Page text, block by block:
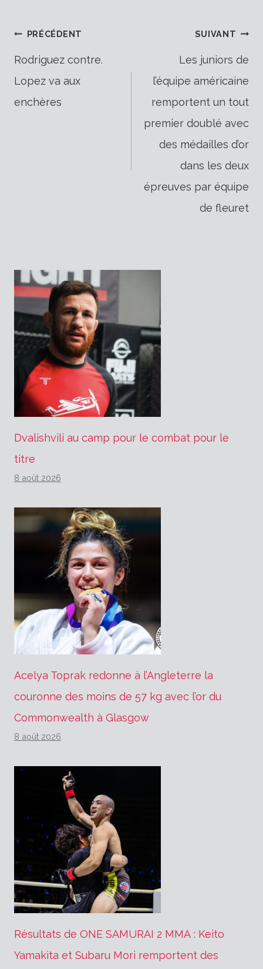
Navigation
de
PRÉCÉDENT
Rodriguez contre.
Lopez va aux
enchères
SUIVANT
Les juniors de
l’équipe américaine
remportent un tout
premier doublé avec
des médailles d’or
dans les deux
épreuves par équipe
de fleuret
Dvalishvili au camp pour le combat pour le
titre
8 août 2026
Acelya Toprak redonne à l’Angleterre la
couronne des moins de 57 kg avec l’or du
Commonwealth à Glasgow
8 août 2026
Résultats de ONE SAMURAI 2 MMA : Keito
Yamakita et Subaru Mori remportent des